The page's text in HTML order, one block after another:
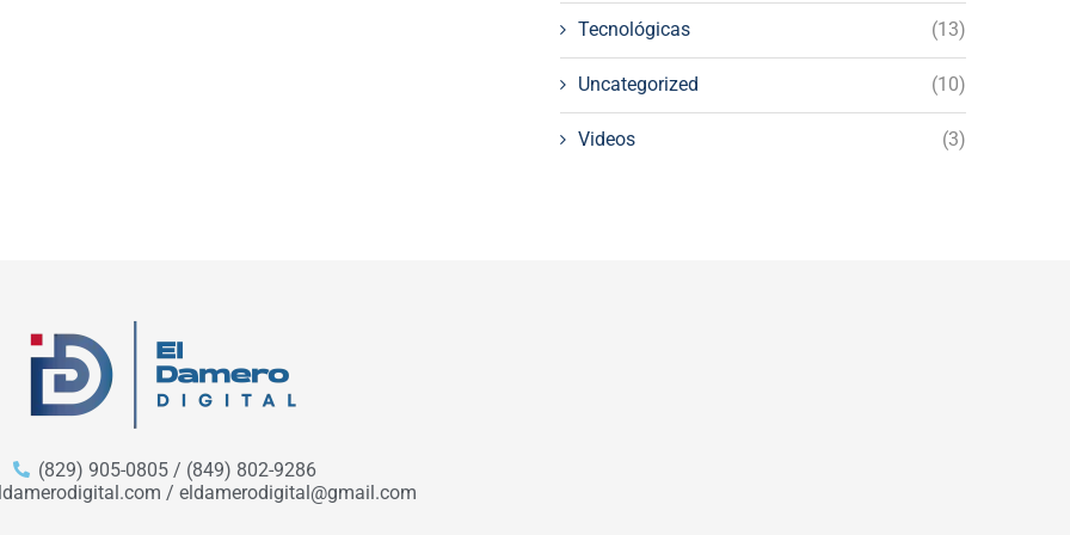
Tecnológicas (13)
Uncategorized (10)
Videos (3)
(829) 905-0805 / (849) 802-9286
/ eldamerodigital@gmail.com